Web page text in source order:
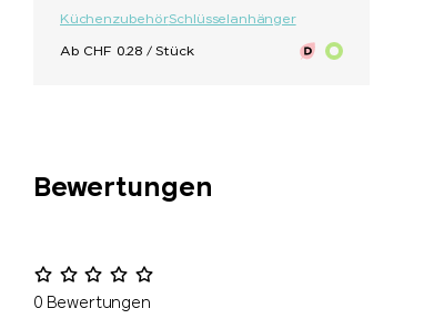
KüchenzubehörSchlüsselanhänger
Ab CHF 0.28 / Stück
Bewertungen
0 Bewertungen